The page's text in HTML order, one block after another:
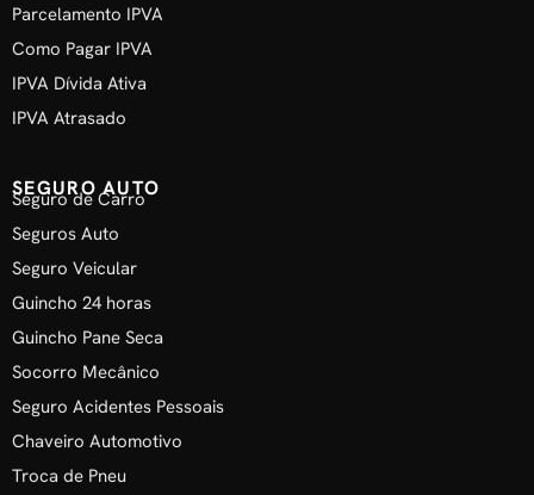
Parcelamento IPVA
Como Pagar IPVA
IPVA Dívida Ativa
IPVA Atrasado
SEGURO AUTO
Seguro de Carro
Seguros Auto
Seguro Veicular
Guincho 24 horas
Guincho Pane Seca
Socorro Mecânico
Seguro Acidentes Pessoais
Chaveiro Automotivo
Troca de Pneu